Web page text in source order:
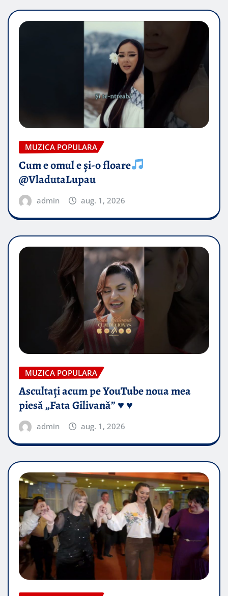
MUZICA POPULARA
Cum e omul e și-o floare
@VladutaLupau
admin aug. 1, 2026
MUZICA POPULARA
Ascultați acum pe YouTube noua mea
piesă „Fata Gilivană” ♥️ ♥️
admin aug. 1, 2026